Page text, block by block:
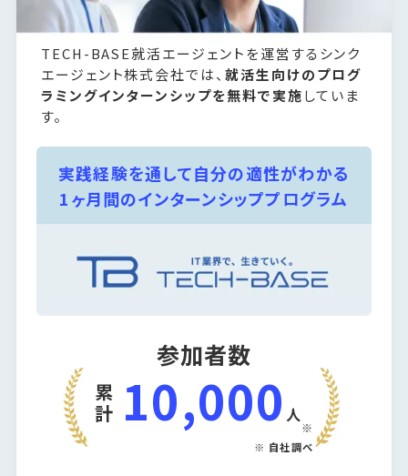
TECH-BASE就活エージェントを運営するシンク
エージェント株式会社では、就活生向けのプログ
ラミングインターンシップを無料で実施していま
す。
実践経験を通して自分の適性がわかる
1ヶ月間のインターンシッププログラム
参加者数
累
計 10,000 人
※
※ 自社調べ